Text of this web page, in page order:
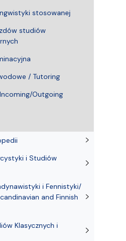
stosowanej
studiów
/ Tutoring
Incoming/Outgoing
i Studiów
i Fennistyki/
and Finnish
Klasycznych i